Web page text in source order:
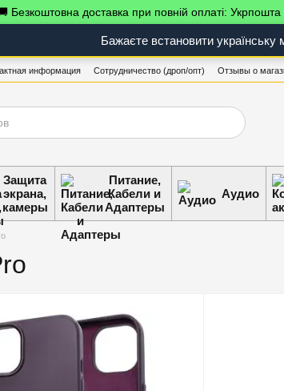
Безкоштовна доставка при повній оплаті:
Бажаєте встановити українську
информация Сотрудничество (дроп/опт) Отзывы о
Защита
экрана,
камеры
Питание,
Кабели и
Адаптеры
Аудио